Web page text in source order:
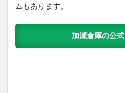
ムもあります。
加瀬倉庫の公